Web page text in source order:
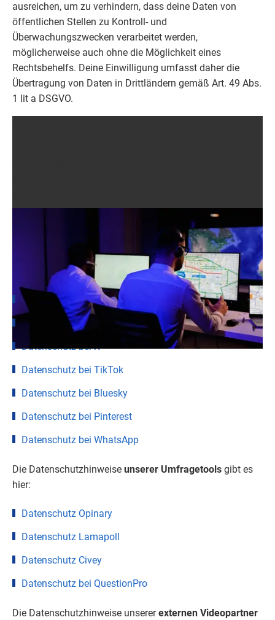
ausreichen, um zu verhindern, dass deine Daten von
öffentlichen Stellen zu Kontroll- und
Überwachungszwecken verarbeitet werden,
möglicherweise auch ohne die Möglichkeit eines
Rechtsbehelfs. Deine Einwilligung umfasst daher die
Übertragung von Daten in Drittländern gemäß Art. 49 Abs.
1 lit a DSGVO.
Für weitere Informationen empfehlen wir dir, die
Datenschutzhinweise der folgendensozialen Netzwerke
Datenschutz bei Facebook
Datenschutz bei Instagram
Datenschutz bei X
Datenschutz bei TikTok
Datenschutz bei Bluesky
Datenschutz bei Pinterest
Datenschutz bei WhatsApp
Die Datenschutzhinweise unserer Umfragetools gibt es
hier:
Datenschutz Opinary
Datenschutz Lamapoll
Datenschutz Civey
Datenschutz bei QuestionPro
Die Datenschutzhinweise unsererexternen Videopartner